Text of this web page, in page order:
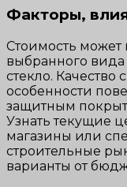
Факторы,
Стоимость может
выбранного вида
стекло. Качество
особенности
защитным
Узнать текущие
магазины или
строительные
варианты от